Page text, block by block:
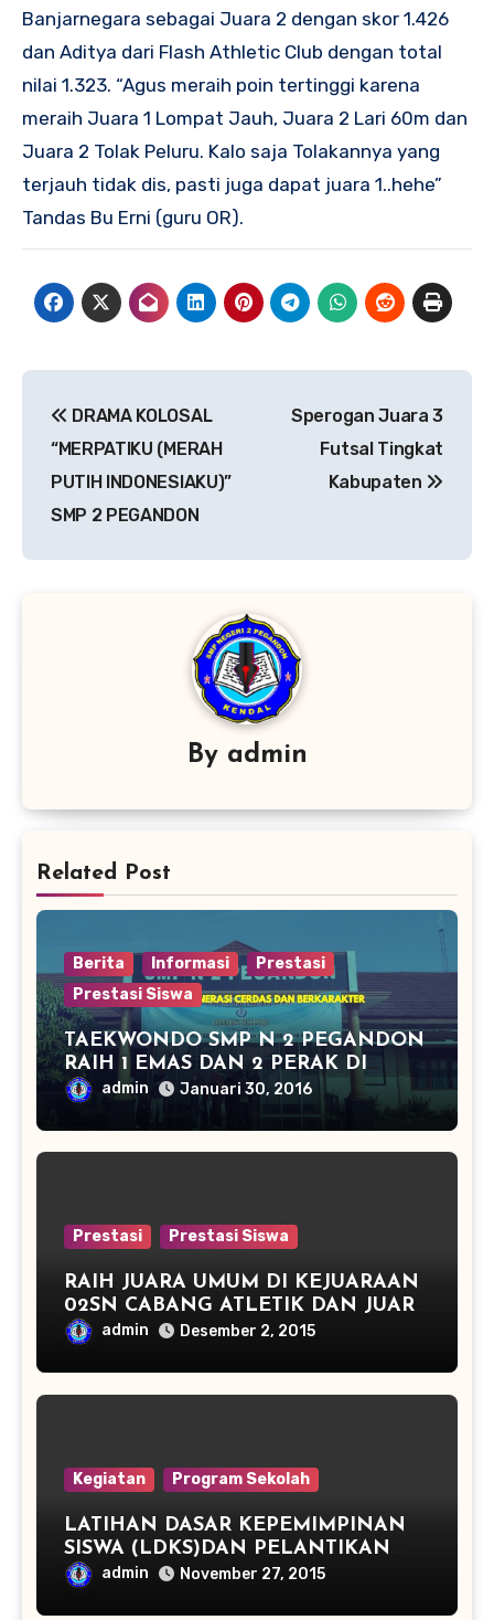
Banjarnegara sebagai Juara 2 dengan skor 1.426
dan Aditya dari Flash Athletic Club dengan total
nilai 1.323. “Agus meraih poin tertinggi karena
meraih Juara 1 Lompat Jauh, Juara 2 Lari 60m dan
Juara 2 Tolak Peluru. Kalo saja Tolakannya yang
terjauh tidak dis, pasti juga dapat juara 1..hehe”
Tandas Bu Erni (guru OR).
pos
DRAMA KOLOSAL
“MERPATIKU (MERAH
PUTIH INDONESIAKU)”
SMP 2 PEGANDON
Sperogan Juara 3
Futsal Tingkat
Kabupaten
By admin
Related Post
Berita Informasi
Prestasi
Prestasi Siswa
TAEKWONDO SMP N 2 PEGANDON
RAIH 1 EMAS DAN 2 PERAK DI
KAPOLRES CUP KENDAL 2016
admin Januari 30, 2016
Prestasi Prestasi Siswa
RAIH JUARA UMUM DI KEJUARAAN
02SN CABANG ATLETIK DAN JUARA
3 TENIS MEJA
admin Desember 2, 2015
Kegiatan Program Sekolah
LATIHAN DASAR KEPEMIMPINAN
SISWA (LDKS)DAN PELANTIKAN
PENGURUS OSIS PERIODE TAHUN
2015/2016 SMP NEGERI 2
admin November 27, 2015